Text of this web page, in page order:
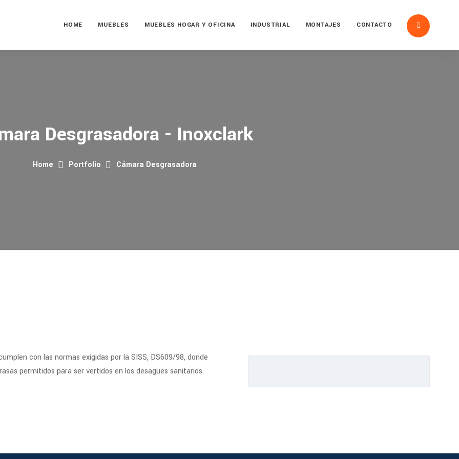
HOME MUEBLES MUEBLES HOGAR Y OFICINA INDUSTRIAL MONTAJES CONTACTO
Desgrasadora - Inoxclark
Home Portfolio Cámara Desgrasadora
con las normas exigidas por la SISS, DS609/98, donde
permitidos para ser vertidos en los desagües sanitarios.